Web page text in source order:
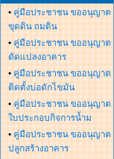
• คู่มือประชาชน ขออนุญาต
ขุดดิน ถมดิน
• คู่มือประชาชน ขออนุญาต
ดัดแปลงอาคาร
• คู่มือประชาชน ขออนุญาต
ติดตั้งบ่อดักไขมัน
• คู่มือประชาชน ขออนุญาต
ใบประกอบกิจการน้ำม
• คู่มือประชาชน ขออนุญาต
ปลูกสร้างอาคาร